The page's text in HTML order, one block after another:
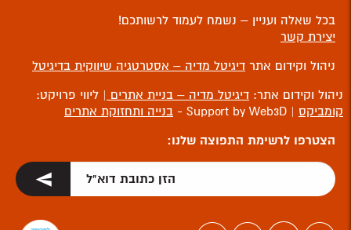
בכל שאלה ועניין – נשמח לעמוד לרשותכם!
יצירת קשר
ניהול וקידום אתר דיגיטל מדיה – אסטרטגיה שיווקית בדיגיטל
ניהול וקידום אתר: דיגיטל מדיה – בניית אתרים | ליווי פרויקט:
קומביקס | Support by Web3D -
בנייה ותחזוקת אתרים
הצטרפו לרשימת התפוצה שלנו: